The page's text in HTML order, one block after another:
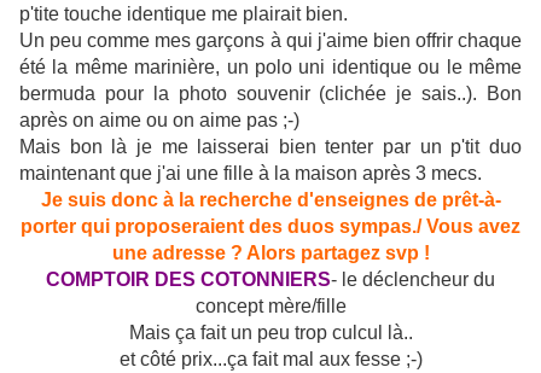
p'tite touche identique me plairait bien.
Un peu comme mes garçons à qui j'aime bien offrir chaque
été la même marinière, un polo uni identique ou le même
bermuda pour la photo souvenir (clichée je sais..). Bon
après on aime ou on aime pas ;-)
Mais bon là je me laisserai bien tenter par un p'tit duo
maintenant que j'ai une fille à la maison après 3 mecs.
Je suis donc à la recherche d'enseignes de prêt-à-
porter qui proposeraient des duos sympas./ Vous avez
une adresse ? Alors partagez svp !
COMPTOIR DES COTONNIERS- le déclencheur du
concept mère/fille
Mais ça fait un peu trop culcul là..
et côté prix...ça fait mal aux fesse ;-)